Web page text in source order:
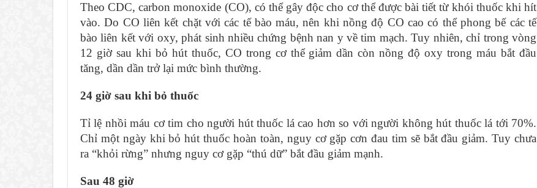
Theo CDC, carbon monoxide (CO), có thể gây độc cho cơ thể được bài tiết từ khói thuốc khi hít
vào. Do CO liên kết chặt với các tế bào máu, nên khi nồng độ CO cao có thể phong bế các tế
bào liên kết với oxy, phát sinh nhiều chứng bệnh nan y về tim mạch. Tuy nhiên, chỉ trong vòng
12 giờ sau khi bỏ hút thuốc, CO trong cơ thể giảm dần còn nồng độ oxy trong máu bắt đầu
tăng, dần dần trở lại mức bình thường.
24 giờ sau khi bỏ thuốc
Tỉ lệ nhồi máu cơ tim cho người hút thuốc lá cao hơn so với người không hút thuốc lá tới 70%.
Chỉ một ngày khi bỏ hút thuốc hoàn toàn, nguy cơ gặp cơn đau tim sẽ bắt đầu giảm. Tuy chưa
ra “khỏi rừng” nhưng nguy cơ gặp “thú dữ” bắt đầu giảm mạnh.
Sau 48 giờ